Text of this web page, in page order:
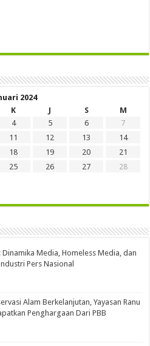
2024
K J S
M
4 5 6
7
11 12 13
14
18 19 20
21
25 26 27
28
Dinamika Media, Homeless Media, dan
Pers Nasional
Alam Berkelanjutan, Yayasan Ranu
Penghargaan Dari PBB